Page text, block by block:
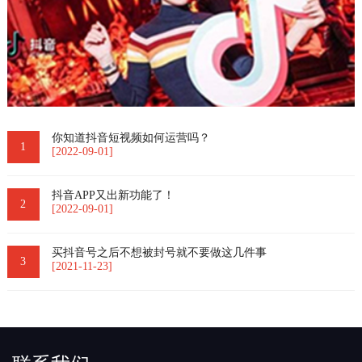
1
你知道抖音短视频如何运营吗？
[2022-09-01]
2
抖音APP又出新功能了！
[2022-09-01]
3
买抖音号之后不想被封号就不要做这几件事
[2021-11-23]